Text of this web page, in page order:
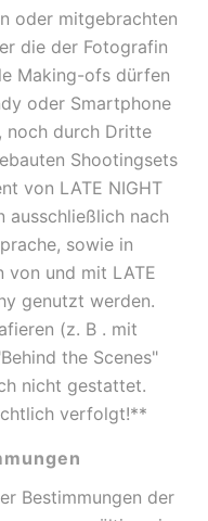
oder mitgebrachten
die der Fotografin
Making-ofs dürfen
oder Smartphone
noch durch Dritte
Shootingsets
von LATE NIGHT
ausschließlich nach
sowie in
von und mit LATE
genutzt werden.
(z. B . mit
the Scenes"
nicht gestattet.
verfolgt!**
Bestimmungen der